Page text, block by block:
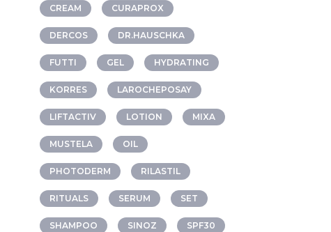
CREAM CURAPROX
DERCOS DR.HAUSCHKA
FUTTI GEL HYDRATING
KORRES LAROCHEPOSAY
LIFTACTIV LOTION MIXA
MUSTELA OIL
PHOTODERM RILASTIL
RITUALS SERUM SET
SHAMPOO SINOZ SPF30